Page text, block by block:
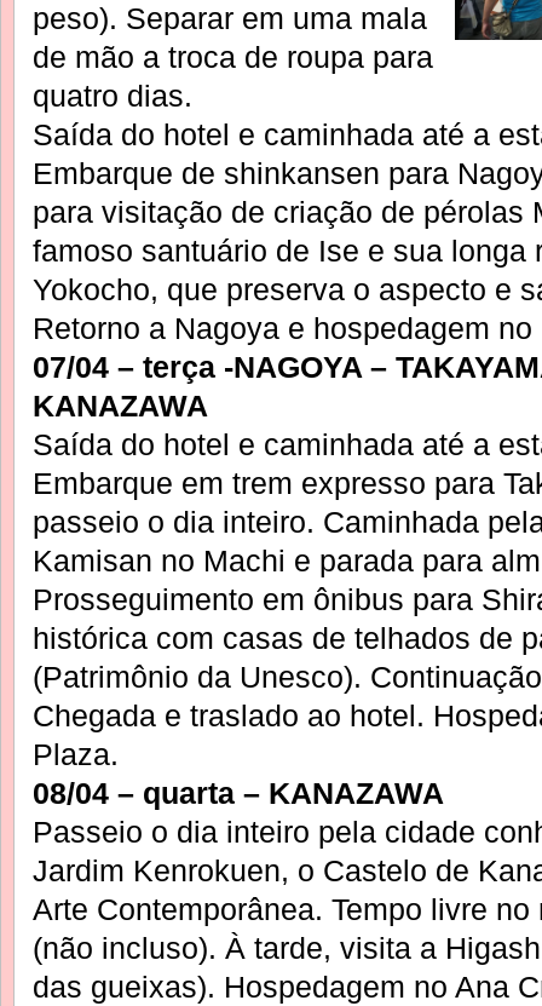
peso). Separar em uma mala
de mão a troca de roupa para
quatro dias.
Saída do hotel e caminhada até a
Embarque de shinkansen para
para visitação de criação de pérolas
famoso santuário de Ise e sua longa
Yokocho, que preserva o aspecto e
Retorno a Nagoya e hospedagem
07/04 – terça -NAGOYA –
KANAZAWA
Saída do hotel e caminhada até a
Embarque em trem expresso para
passeio o dia inteiro. Caminhada
Kamisan no Machi e parada para
Prosseguimento em ônibus para
histórica com casas de telhados de
(Patrimônio da Unesco).
Chegada e traslado ao hotel.
Plaza.
08/04 – quarta – KANAZAWA
Passeio o dia inteiro pela cidade
Jardim Kenrokuen, o Castelo de
Arte Contemporânea. Tempo livre
(não incluso). À tarde, visita a
das gueixas). Hospedagem no Ana